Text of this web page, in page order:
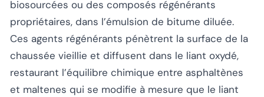
biosourcées ou des composés régénérants
propriétaires, dans l’émulsion de bitume diluée.
Ces agents régénérants pénètrent la surface de la
chaussée vieillie et diffusent dans le liant oxydé,
restaurant l’équilibre chimique entre asphaltènes
et maltenes qui se modifie à mesure que le liant